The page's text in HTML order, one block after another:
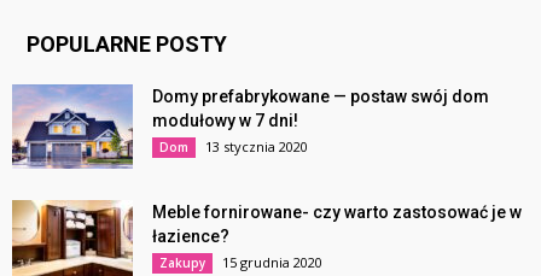
POPULARNE POSTY
Domy prefabrykowane — postaw swój dom
modułowy w 7 dni!
Dom 13 stycznia 2020
Meble fornirowane- czy warto zastosować je w
łazience?
Zakupy 15 grudnia 2020